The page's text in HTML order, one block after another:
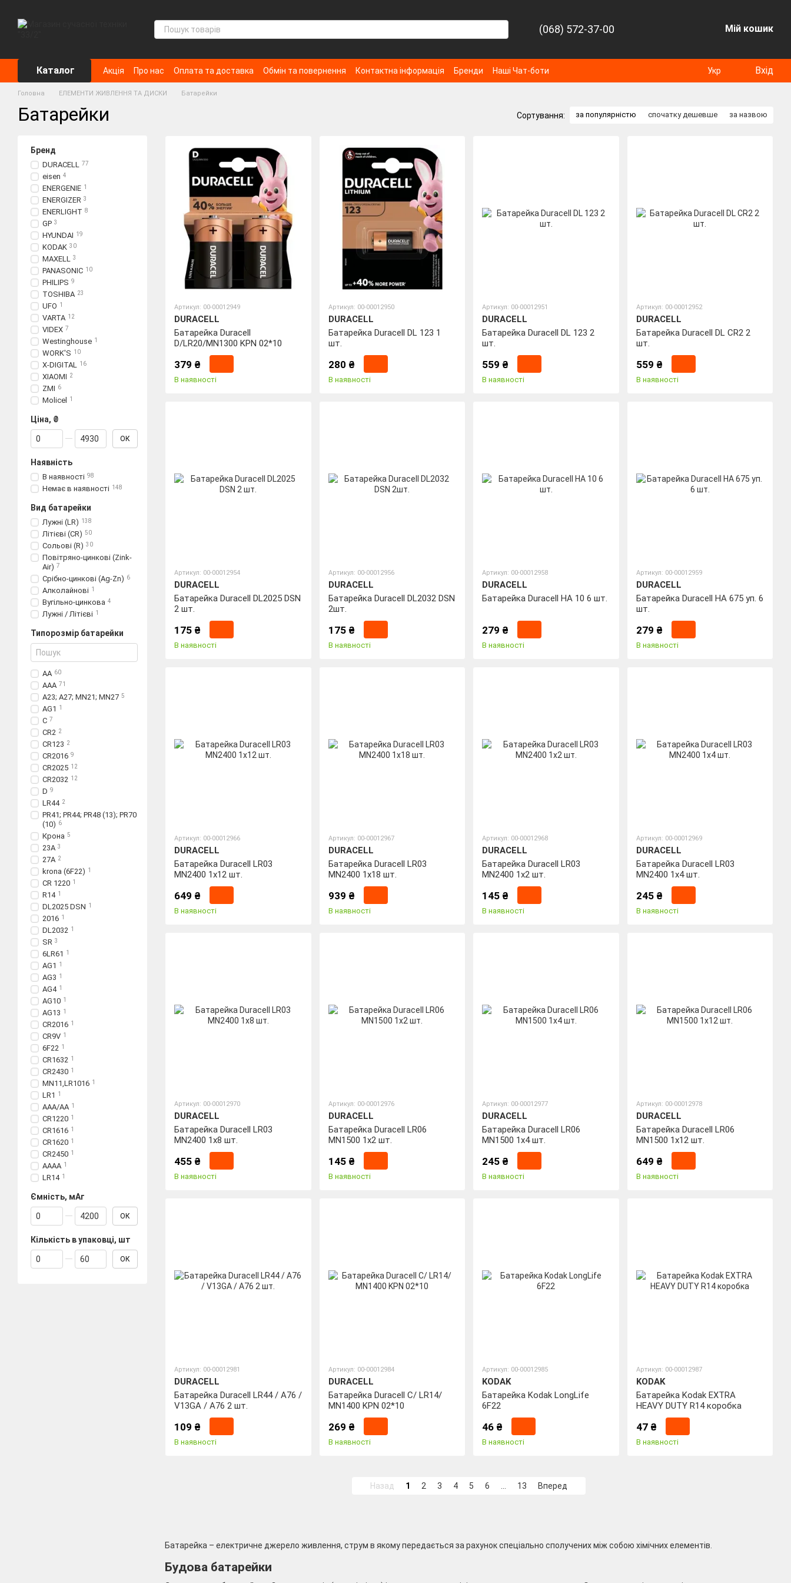
(068) 572-37-00 Мій кошик
Каталог Акція Про нас Оплата та доставка Обмін та повернення Контактна інформація Бренди Наші Чат-боти Укр Вхід
Головна ЕЛЕМЕНТИ ЖИВЛЕННЯ ТА ДИСКИ Батарейки
Батарейки Сортування: за популярністю спочатку дешевше за назвою
Батарейка – електричне джерело живлення, струм в якому передається за рахунок спеціально сполучених між собою хімічних елементів.
Будова батарейки
Артикул: 00-00012949
DURACELL
Батарейка Duracell
D/LR20/MN1300 KPN 02*10
379 ₴
В наявності
Артикул: 00-00012950
DURACELL
Батарейка Duracell DL 123 1
шт.
280 ₴
В наявності
Артикул: 00-00012951
DURACELL
Батарейка Duracell DL 123 2
шт.
559 ₴
В наявності
Артикул: 00-00012952
DURACELL
Батарейка Duracell DL CR2 2
шт.
559 ₴
В наявності
Артикул: 00-00012954
DURACELL
Батарейка Duracell DL2025 DSN
2 шт.
175 ₴
В наявності
Артикул: 00-00012956
DURACELL
Батарейка Duracell DL2032 DSN
2шт.
175 ₴
В наявності
Артикул: 00-00012958
DURACELL
Батарейка Duracell HA 10 6 шт.
279 ₴
В наявності
Артикул: 00-00012959
DURACELL
Батарейка Duracell HA 675 уп. 6
шт.
279 ₴
В наявності
Артикул: 00-00012966
DURACELL
Батарейка Duracell LR03
MN2400 1x12 шт.
649 ₴
В наявності
Артикул: 00-00012967
DURACELL
Батарейка Duracell LR03
MN2400 1x18 шт.
939 ₴
В наявності
Артикул: 00-00012968
DURACELL
Батарейка Duracell LR03
MN2400 1x2 шт.
145 ₴
В наявності
Артикул: 00-00012969
DURACELL
Батарейка Duracell LR03
MN2400 1x4 шт.
245 ₴
В наявності
Артикул: 00-00012970
DURACELL
Батарейка Duracell LR03
MN2400 1x8 шт.
455 ₴
В наявності
Артикул: 00-00012976
DURACELL
Батарейка Duracell LR06
MN1500 1x2 шт.
145 ₴
В наявності
Артикул: 00-00012977
DURACELL
Батарейка Duracell LR06
MN1500 1x4 шт.
245 ₴
В наявності
Артикул: 00-00012978
DURACELL
Батарейка Duracell LR06
MN1500 1х12 шт.
649 ₴
В наявності
Артикул: 00-00012981
DURACELL
Батарейка Duracell LR44 / А76 /
V13GA / A76 2 шт.
109 ₴
В наявності
Артикул: 00-00012984
DURACELL
Батарейка Duracell С/ LR14/
MN1400 KPN 02*10
269 ₴
В наявності
Артикул: 00-00012985
KODAK
Батарейка Kodak LongLife
6F22
46 ₴
В наявності
Артикул: 00-00012987
KODAK
Батарейка Kodak EXTRA
HEAVY DUTY R14 коробка
47 ₴
В наявності
Назад 1 2 3 4 5 6 13 Вперед
Бренд
DURACELL 77
eisen 4
ENERGENIE 1
ENERGIZER 3
ENERLIGHT 8
GP 3
HYUNDAI 19
KODAK 30
MAXELL 3
PANASONIC 10
PHILIPS 9
TOSHIBA 23
UFO 1
VARTA 12
VIDEX 7
Westinghouse 1
WORK'S 10
X-DIGITAL 16
XIAOMI 2
ZMI 6
Molicel 1
Ціна, ₴
Від Ціна, ₴
До Ціна, ₴ ОК
Наявність
В наявності 98
Немає в наявності 148
Вид батарейки
Лужні (LR) 138
Літієві (CR) 50
Сольові (R) 30
Повітряно-цинкові (Zink-
Air) 7
Срібно-цинкові (Ag-Zn) 6
Алколайнові 1
Вугільно-цинкова 4
Лужні / Літієві 1
Типорозмір батарейки
АА 60
ААА 71
A23; A27; MN21; MN27 5
AG1 1
C 7
CR2 2
CR123 2
CR2016 9
CR2025 12
CR2032 12
D 9
LR44 2
PR41; PR44; PR48 (13); PR70
(10) 6
Крона 5
23A 3
27A 2
krona (6F22) 1
CR 1220 1
R14 1
DL2025 DSN 1
2016 1
DL2032 1
SR 3
6LR61 1
AG1 1
AG3 1
AG4 1
AG10 1
AG13 1
CR2016 1
CR9V 1
6F22 1
CR1632 1
CR2430 1
MN11,LR1016 1
LR1 1
ААА/АА 1
CR1220 1
CR1616 1
CR1620 1
CR2450 1
АААА 1
LR14 1
Ємність, мАг
Від Ємність, мАг
До Ємність, мАг ОК
Кількість в упаковці, шт
Від Кількість в упаковці, шт
До Кількість в упаковці, шт
ОК